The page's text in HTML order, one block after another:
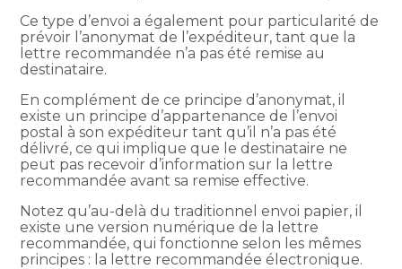
Ce type d’envoi a également pour particularité de
prévoir l’anonymat de l’expéditeur, tant que la
lettre recommandée n’a pas été remise au
destinataire.
En complément de ce principe d’anonymat, il
existe un principe d’appartenance de l’envoi
postal à son expéditeur tant qu’il n’a pas été
délivré, ce qui implique que le destinataire ne
peut pas recevoir d’information sur la lettre
recommandée avant sa remise effective.
Notez qu’au-delà du traditionnel envoi papier, il
existe une version numérique de la lettre
recommandée, qui fonctionne selon les mêmes
principes : la lettre recommandée électronique.